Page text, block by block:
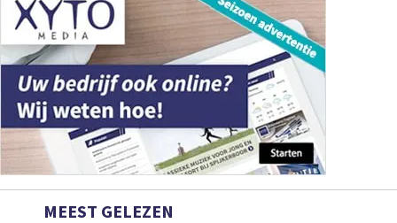
MEEST GELEZEN